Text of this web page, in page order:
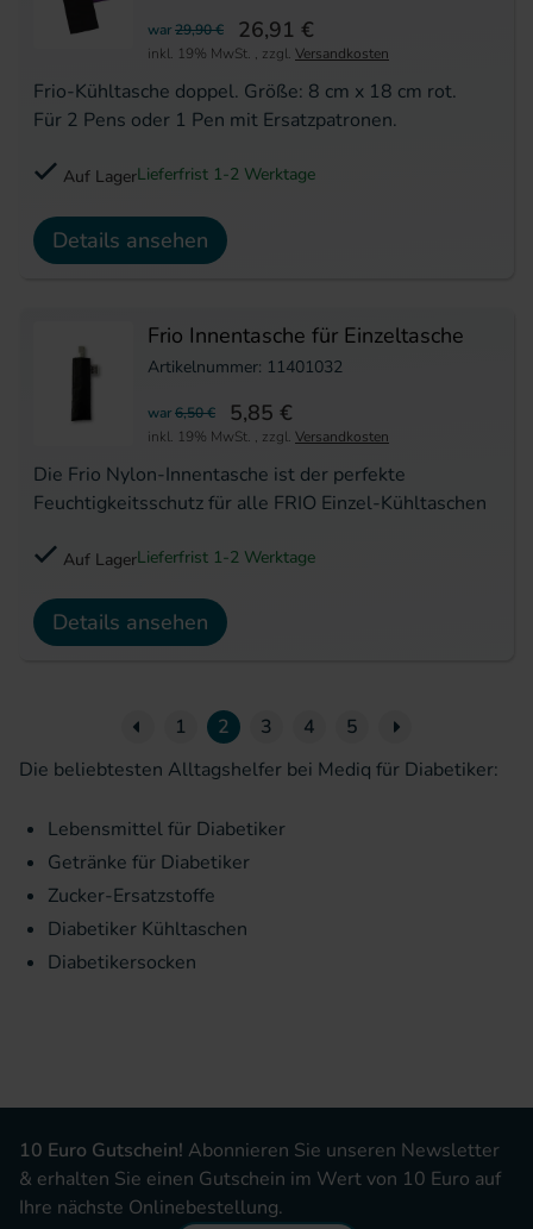
Frio-Kühltasche doppel. Größe: 8 cm x 18 cm rot.
Für 2 Pens oder 1 Pen mit Ersatzpatronen.
war29,90 € 26,91 €
inkl. 19% MwSt. , zzgl. Versandkosten
Auf LagerLieferfrist 1-2 Werktage
Details ansehen
Frio Innentasche für Einzeltasche
Artikelnummer: 11401032
Die Frio Nylon-Innentasche ist der perfekte
Feuchtigkeitsschutz für alle FRIO Einzel-Kühltaschen
war6,50 € 5,85 €
inkl. 19% MwSt. , zzgl. Versandkosten
Auf LagerLieferfrist 1-2 Werktage
Details ansehen
Previous Page
1 2 3 4 5
Nächste Seite
Die beliebtesten Alltagshelfer bei Mediq für Diabetiker:
Lebensmittel für Diabetiker
Getränke für Diabetiker
Zucker-Ersatzstoffe
Diabetiker Kühltaschen
Diabetikersocken
10 Euro Gutschein! Abonnieren Sie unseren Newsletter
& erhalten Sie einen Gutschein im Wert von 10 Euro auf
Ihre nächste Onlinebestellung.